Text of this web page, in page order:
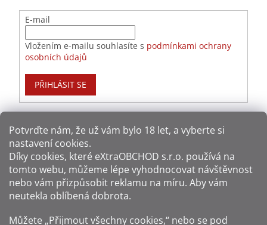
Potvrďte nám​​, že už vám bylo 18 let, a vyberte si
nastavení cookies.
Díky cookies, které eXtraOBCHOD s.r.o. používá na
tomto webu, můžeme lépe vyhodnocovat návštěvnost
nebo vám přizpůsobit reklamu na míru. Aby vám
neutekla oblíbená dobrota.
Můžete „Přijmout všechny cookies,“ nebo se pod
E-mail
Vložením e-mailu souhlasíte s podmínkami ochrany
osobních údajů
PŘIHLÁSIT SE
Způsoby dopravy: